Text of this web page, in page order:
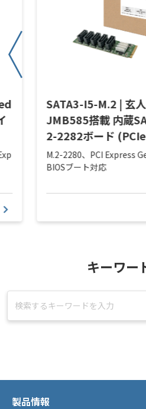
SATA3-I5-M.2 | 玄
JMB585搭載 内蔵
2-2282ボード
M.2-2280、PCI Express
BIOSブート対応
キーワー
製品情報